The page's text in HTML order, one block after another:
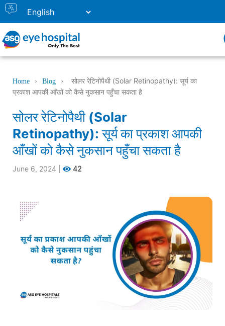
Home › Blog ›
सोलर रेटिनोपैथी (Solar Retinopathy): सूर्य का
प्रकाश आपकी आँखों को कैसे नुकसान पहुँचा सकता है
सोलर रेटिनोपैथी (Solar
Retinopathy): सूर्य का प्रकाश आपकी
आँखों को कैसे नुकसान पहुँचा सकता है
June 6, 2024 42